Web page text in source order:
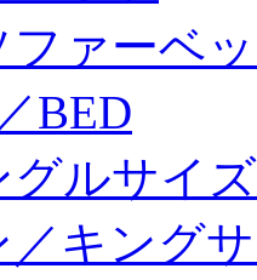
ファーベ
BED
グルサイ
／キング